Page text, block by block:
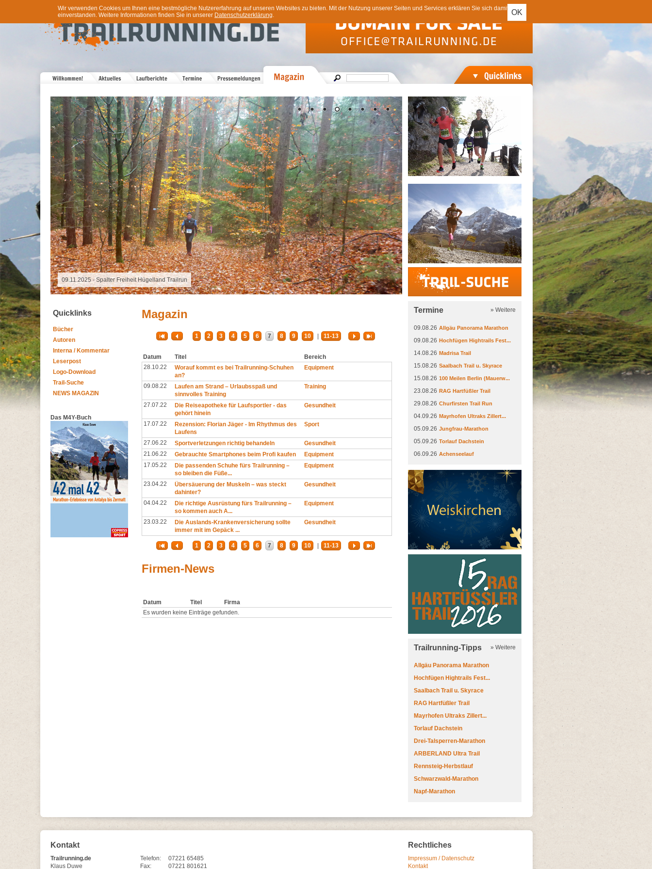
OK
Wir verwenden Cookies um Ihnen eine bestmögliche Nutzererfahrung auf unseren Websites zu bieten. Mit der Nutzung unserer Seiten und Services erklären Sie sich damit
einverstanden. Weitere Informationen finden Sie in unserer Datenschutzerklärung.
16.10.2025 - Grand Raid Reunion
Trail-Suche
Quicklinks
Bücher
Autoren
Interna / Kommentar
Leserpost
Logo-Download
Trail-Suche
NEWS MAGAZIN
Das M4Y-Buch
Magazin
1 2 3 4 5 6 7 8 9 10 11-13
Datum Titel
Bereich
28.10.22
Worauf kommt es bei Trailrunning-Schuhen
an?
Equipment
09.08.22
Laufen am Strand – Urlaubsspaß und
sinnvolles Training
Training
27.07.22
Die Reiseapotheke für Laufsportler - das
gehört hinein
Gesundheit
17.07.22
Rezension: Florian Jäger - Im Rhythmus des
Laufens
Sport
27.06.22 Sportverletzungen richtig behandeln
Gesundheit
21.06.22
Gebrauchte Smartphones beim Profi kaufen
Equipment
17.05.22
Die passenden Schuhe fürs Trailrunning –
so bleiben die Füße...
Equipment
23.04.22
Übersäuerung der Muskeln – was steckt
dahinter?
Gesundheit
04.04.22
Die richtige Ausrüstung fürs Trailrunning –
so kommen auch A...
Equipment
23.03.22
Die Auslands-Krankenversicherung sollte
immer mit im Gepäck ...
Gesundheit
1 2 3 4 5 6 7 8 9 10 11-13
Firmen-News
Datum Titel
Firma
Es wurden keine Einträge gefunden.
Termine » Weitere
09.08.26 Allgäu Panorama Marathon
09.08.26 Hochfügen Hightrails Fest...
14.08.26 Madrisa Trail
15.08.26 Saalbach Trail u. Skyrace
15.08.26 100 Meilen Berlin (Mauerw...
23.08.26 RAG Hartfüßler Trail
29.08.26 Churfirsten Trail Run
04.09.26 Mayrhofen Ultraks Zillert...
05.09.26 Jungfrau-Marathon
05.09.26 Torlauf Dachstein
06.09.26 Achenseelauf
Trailrunning-Tipps » Weitere
Allgäu Panorama Marathon
Hochfügen Hightrails Fest...
Saalbach Trail u. Skyrace
RAG Hartfüßler Trail
Mayrhofen Ultraks Zillert...
Torlauf Dachstein
Drei-Talsperren-Marathon
ARBERLAND Ultra Trail
Rennsteig-Herbstlauf
Schwarzwald-Marathon
Napf-Marathon
Kontakt
Trailrunning.de
Klaus Duwe
Telefon:
07221 65485
Fax:
07221 801621
Rechtliches
Impressum / Datenschutz
Kontakt